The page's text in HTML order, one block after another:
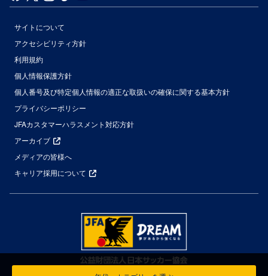
サイトについて
アクセシビリティ方針
利用規約
個人情報保護方針
個人番号及び特定個人情報の適正な取扱いの確保に関する基本方針
プライバシーポリシー
JFAカスタマーハラスメント対応方針
アーカイブ
メディアの皆様へ
キャリア採用について